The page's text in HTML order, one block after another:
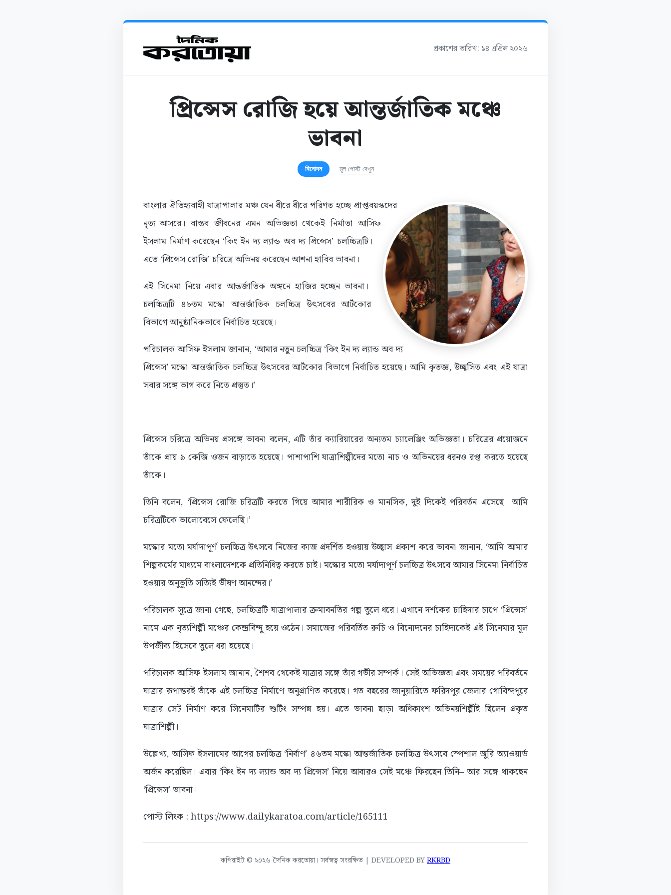
প্রকাশের তারিখ: ১৪ এপ্রিল ২০২৬
প্রিন্সেস রোজি হয়ে আন্তর্জাতিক মঞ্চে
ভাবনা
বিনোদন মূল পোস্ট দেখুন
বাংলার ঐতিহ্যবাহী যাত্রাপালার মঞ্চ যেন ধীরে ধীরে পরিণত হচ্ছে প্রাপ্তবয়স্কদের
নৃত্য-আসরে। বাস্তব জীবনের এমন অভিজ্ঞতা থেকেই নির্মাতা আসিফ
ইসলাম নির্মাণ করেছেন ‘কিং ইন দ্য ল্যান্ড অব দ্য প্রিন্সেস’ চলচ্চিত্রটি।
এতে ‘প্রিন্সেস রোজি’ চরিত্রে অভিনয় করেছেন আশনা হাবিব ভাবনা।
এই সিনেমা নিয়ে এবার আন্তর্জাতিক অঙ্গনে হাজির হচ্ছেন ভাবনা।
চলচ্চিত্রটি ৪৮তম মস্কো আন্তর্জাতিক চলচ্চিত্র উৎসবের আর্টকোর
বিভাগে আনুষ্ঠানিকভাবে নির্বাচিত হয়েছে।
পরিচালক আসিফ ইসলাম জানান, ‘আমার নতুন চলচ্চিত্র ‘কিং ইন দ্য ল্যান্ড অব দ্য
প্রিন্সেস’ মস্কো আন্তর্জাতিক চলচ্চিত্র উৎসবের আর্টকোর বিভাগে নির্বাচিত হয়েছে। আমি কৃতজ্ঞ, উচ্ছ্বসিত এবং এই যাত্রা
সবার সঙ্গে ভাগ করে নিতে প্রস্তুত।’
প্রিন্সেস চরিত্রে অভিনয় প্রসঙ্গে ভাবনা বলেন, এটি তাঁর ক্যারিয়ারের অন্যতম চ্যালেঞ্জিং অভিজ্ঞতা। চরিত্রের প্রয়োজনে
তাঁকে প্রায় ৯ কেজি ওজন বাড়াতে হয়েছে। পাশাপাশি যাত্রাশিল্পীদের মতো নাচ ও অভিনয়ের ধরনও রপ্ত করতে হয়েছে
তাঁকে।
তিনি বলেন, ‘প্রিন্সেস রোজি চরিত্রটি করতে গিয়ে আমার শারীরিক ও মানসিক, দুই দিকেই পরিবর্তন এসেছে। আমি
চরিত্রটিকে ভালোবেসে ফেলেছি।’
মস্কোর মতো মর্যাদাপূর্ণ চলচ্চিত্র উৎসবে নিজের কাজ প্রদর্শিত হওয়ায় উচ্ছ্বাস প্রকাশ করে ভাবনা জানান, ‘আমি আমার
শিল্পকর্মের মাধ্যমে বাংলাদেশকে প্রতিনিধিত্ব করতে চাই। মস্কোর মতো মর্যাদাপূর্ণ চলচ্চিত্র উৎসবে আমার সিনেমা নির্বাচিত
হওয়ার অনুভূতি সত্যিই ভীষণ আনন্দের।’
পরিচালক সূত্রে জানা গেছে, চলচ্চিত্রটি যাত্রাপালার ক্রমাবনতির গল্প তুলে ধরে। এখানে দর্শকের চাহিদার চাপে ‘প্রিন্সেস’
নামে এক নৃত্যশিল্পী মঞ্চের কেন্দ্রবিন্দু হয়ে ওঠেন। সমাজের পরিবর্তিত রুচি ও বিনোদনের চাহিদাকেই এই সিনেমার মূল
উপজীব্য হিসেবে তুলে ধরা হয়েছে।
পরিচালক আসিফ ইসলাম জানান, শৈশব থেকেই যাত্রার সঙ্গে তাঁর গভীর সম্পর্ক। সেই অভিজ্ঞতা এবং সময়ের পরিবর্তনে
যাত্রার রূপান্তরই তাঁকে এই চলচ্চিত্র নির্মাণে অনুপ্রাণিত করেছে। গত বছরের জানুয়ারিতে ফরিদপুর জেলার গোবিন্দপুরে
যাত্রার সেট নির্মাণ করে সিনেমাটির শুটিং সম্পন্ন হয়। এতে ভাবনা ছাড়া অধিকাংশ অভিনয়শিল্পীই ছিলেন প্রকৃত
যাত্রাশিল্পী।
উল্লেখ্য, আসিফ ইসলামের আগের চলচ্চিত্র ‘নির্বাণ’ ৪৬তম মস্কো আন্তর্জাতিক চলচ্চিত্র উৎসবে স্পেশাল জুরি অ্যাওয়ার্ড
অর্জন করেছিল। এবার ‘কিং ইন দ্য ল্যান্ড অব দ্য প্রিন্সেস’ নিয়ে আবারও সেই মঞ্চে ফিরছেন তিনি– আর সঙ্গে থাকছেন
‘প্রিন্সেস’ ভাবনা।
পোস্ট লিংক : https://www.dailykaratoa.com/article/165111
কপিরাইট © ২০২৬ দৈনিক করতোয়া। সর্বস্বত্ব সংরক্ষিত | DEVELOPED BYRKRBD